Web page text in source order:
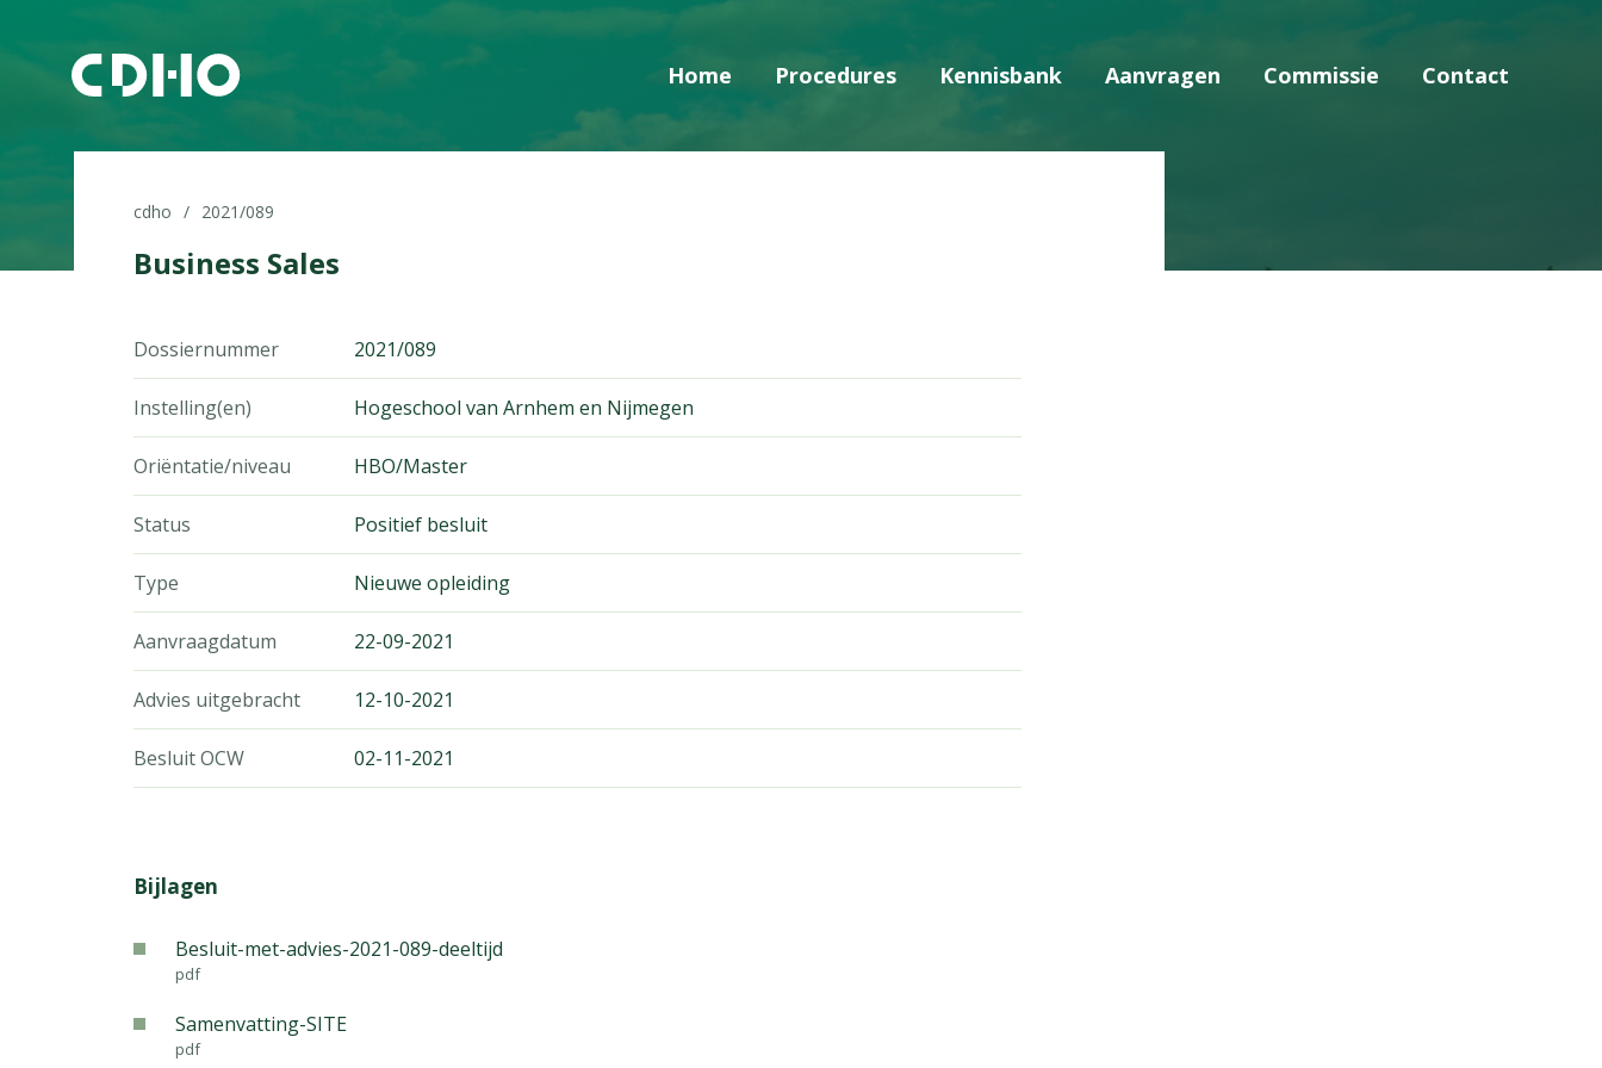
Home Procedures Kennisbank Aanvragen Commissie Contact
cdho 2021/089
Business Sales
Dossiernummer 2021/089
Instelling(en) Hogeschool van Arnhem en Nijmegen
Oriëntatie/niveau HBO/Master
Status Positief besluit
Type Nieuwe opleiding
Aanvraagdatum 22-09-2021
Advies uitgebracht 12-10-2021
Besluit OCW 02-11-2021
Bijlagen
Besluit-met-advies-2021-089-deeltijd
pdf
Samenvatting-SITE
pdf